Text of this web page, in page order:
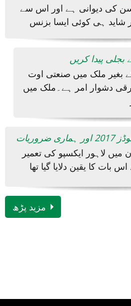
کی دیوانی ہے اور اس سے
شاید ہی کوئی ایسا بزنس
بجلی پیدا کریں
بغیر ملک میں صنعتی اوت
دشوار امر ہے۔ملک میں
ضروریات
میں لاہور ایکسپو کی تعمیر
بات کا یقین دلایا گیا تھا
مزید پڑھ